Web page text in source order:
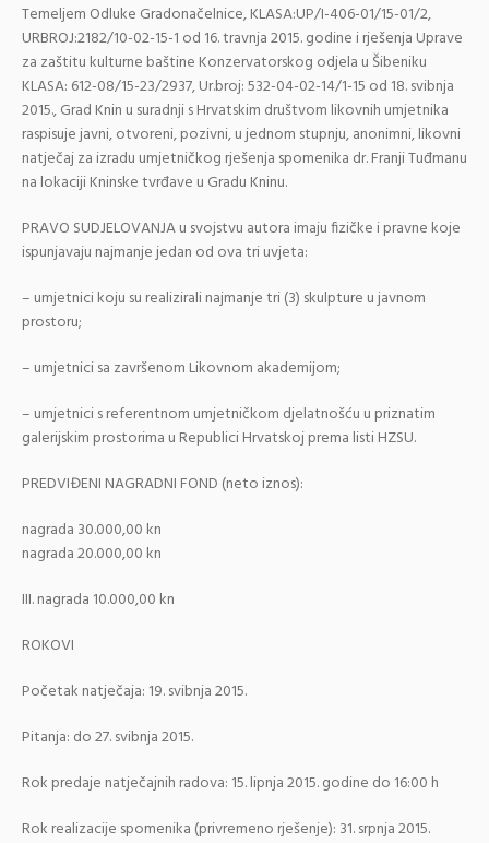
Temeljem Odluke Gradonačelnice, KLASA:UP/I-406-01/15-01/2,
URBROJ:2182/10-02-15-1 od 16. travnja 2015. godine i rješenja Uprave
za zaštitu kulturne baštine Konzervatorskog odjela u Šibeniku
KLASA: 612-08/15-23/2937, Ur.broj: 532-04-02-14/1-15 od 18. svibnja
2015., Grad Knin u suradnji s Hrvatskim društvom likovnih umjetnika
raspisuje javni, otvoreni, pozivni, u jednom stupnju, anonimni, likovni
natječaj za izradu umjetničkog rješenja spomenika dr. Franji Tuđmanu
na lokaciji Kninske tvrđave u Gradu Kninu.
PRAVO SUDJELOVANJA u svojstvu autora imaju fizičke i pravne koje
ispunjavaju najmanje jedan od ova tri uvjeta:
– umjetnici koju su realizirali najmanje tri (3) skulpture u javnom
prostoru;
– umjetnici sa završenom Likovnom akademijom;
– umjetnici s referentnom umjetničkom djelatnošću u priznatim
galerijskim prostorima u Republici Hrvatskoj prema listi HZSU.
PREDVIĐENI NAGRADNI FOND (neto iznos):
nagrada 30.000,00 kn
nagrada 20.000,00 kn
III. nagrada 10.000,00 kn
ROKOVI
Početak natječaja: 19. svibnja 2015.
Pitanja: do 27. svibnja 2015.
Rok predaje natječajnih radova: 15. lipnja 2015. godine do 16:00 h
Rok realizacije spomenika (privremeno rješenje): 31. srpnja 2015.